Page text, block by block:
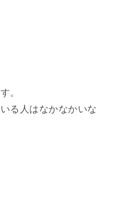
。
る人はなかなかいな